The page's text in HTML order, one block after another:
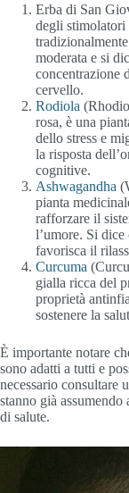
Erba di San
degli stimolatori
moderata e si
concentrazione
cervello.
Rodiola
rosa, è una
dello stress e
la risposta
cognitive.
Ashwagandha
pianta
rafforzare il
l’umore. Si
favorisca il
Curcuma
gialla ricca del
proprietà
sostenere la
È importante notare
sono adatti a tutti e
necessario consultare
stanno già
di salute.